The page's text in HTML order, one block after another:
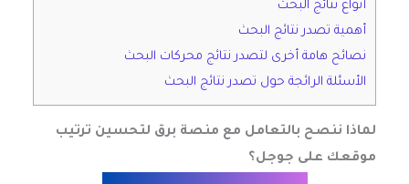
أنواع نتائج البحث
أهمية تصدر نتائج البحث
نصائح هامة أخرى لتصدر نتائج محركات البحث
الأسئلة الرائجة حول تصدر نتائج البحث
لماذا ننصح بالتعامل مع منصة برق لتحسين ترتيب
موقعك على جوجل؟